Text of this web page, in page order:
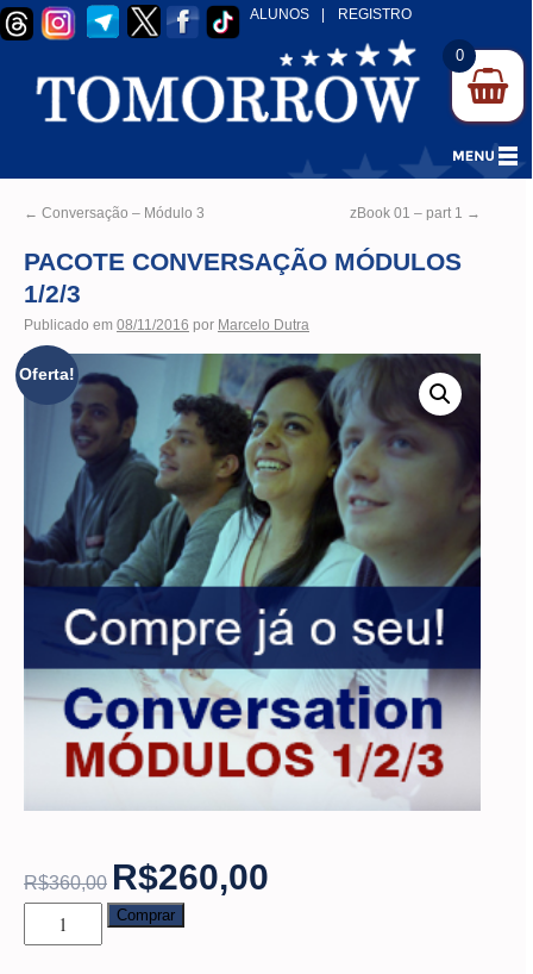
ALUNOS REGISTRO
← Conversação – Módulo 3 zBook 01 – part 1 →
PACOTE CONVERSAÇÃO MÓDULOS
1/2/3
Publicado em 08/11/2016 por Marcelo Dutra
Oferta!
R$360,00 R$260,00
Comprar
0